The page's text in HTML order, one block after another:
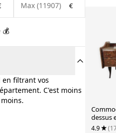
€
💰
en filtrant vos
C'est moins
dessus
4.9